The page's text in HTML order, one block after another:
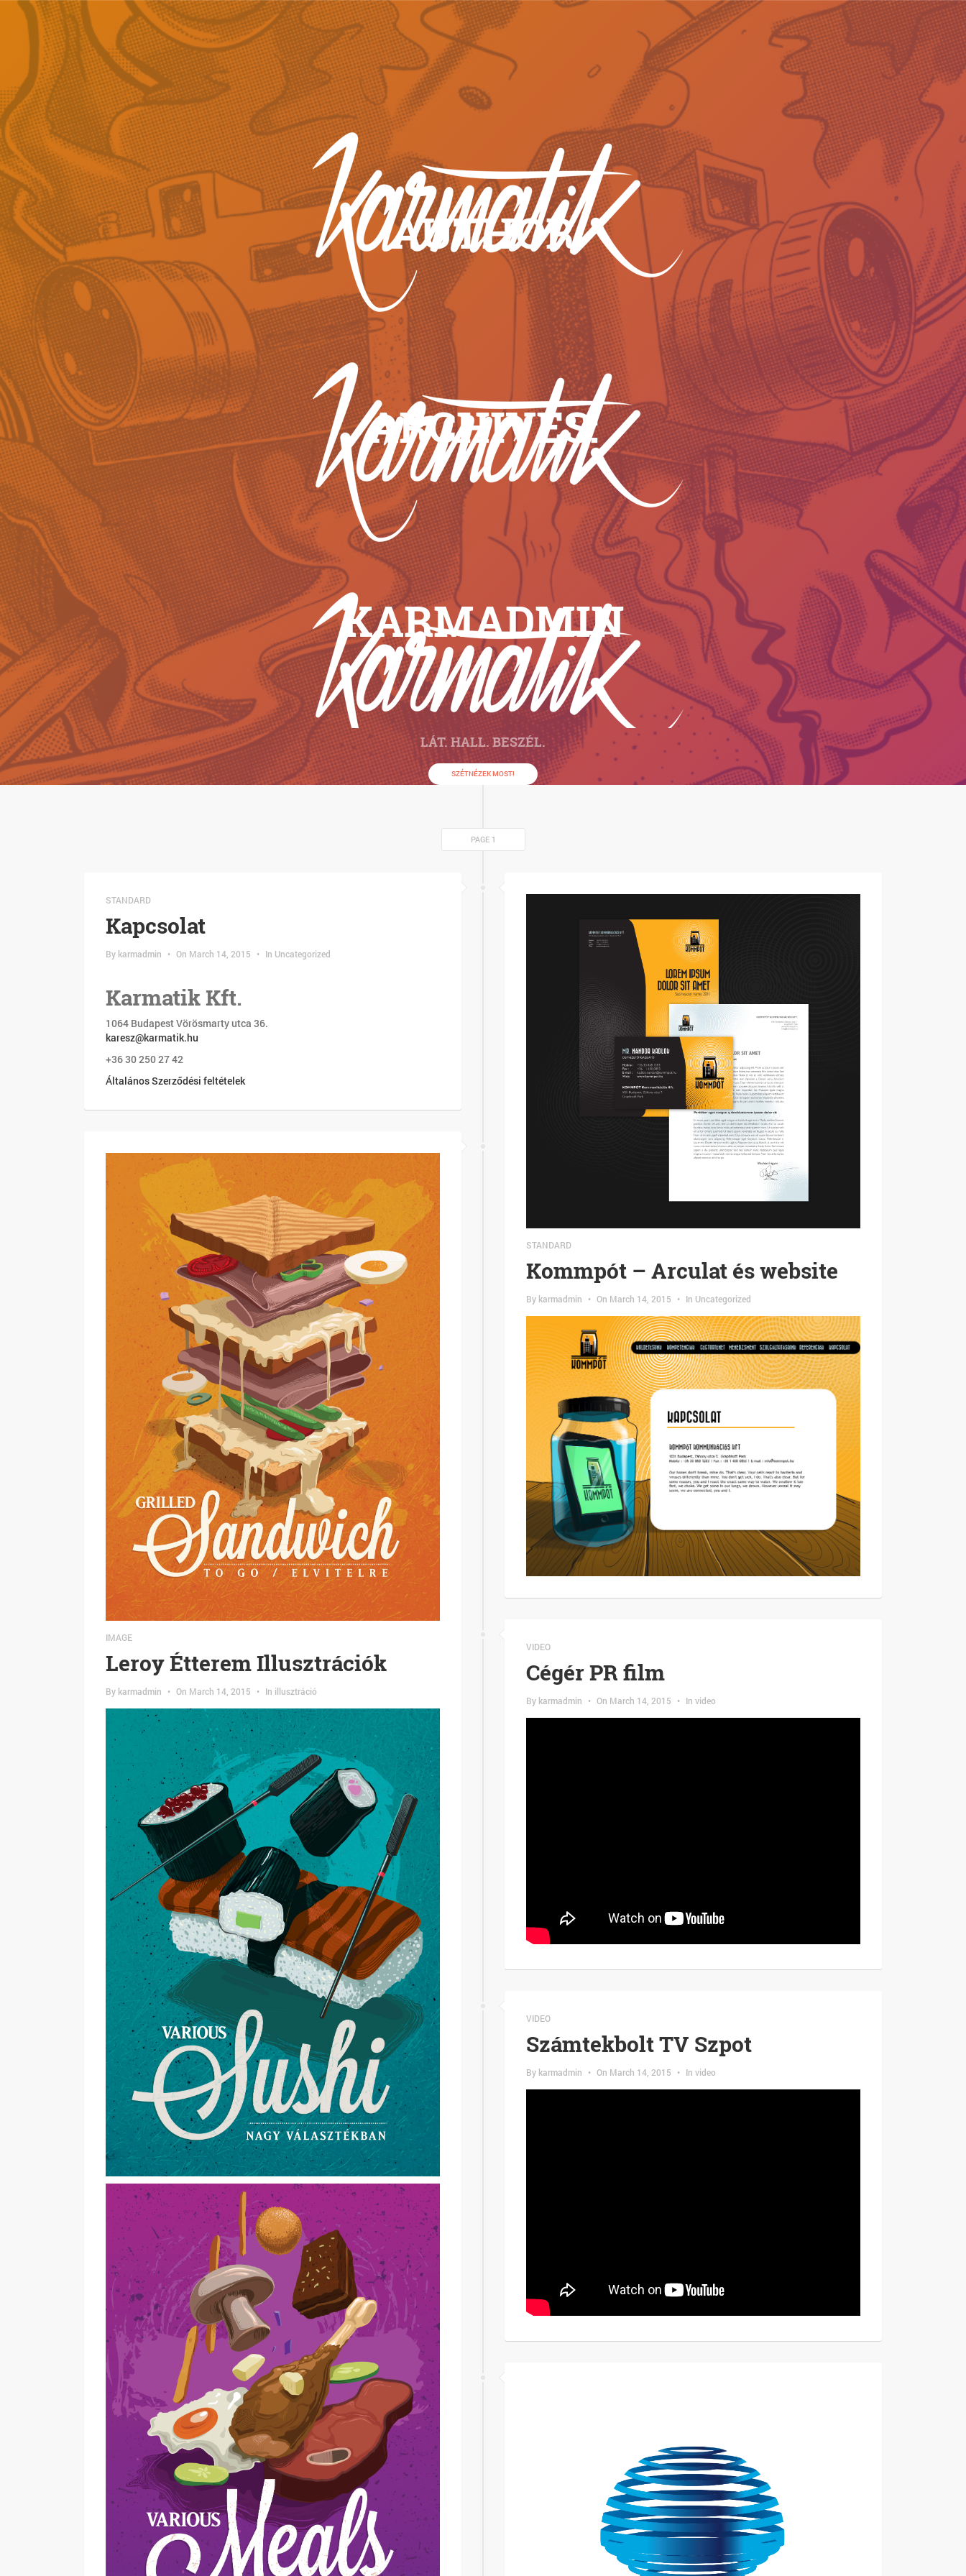
AUTHOR
ARCHIVES:
KARMADMIN
LÁT. HALL. BESZÉL.
SZÉTNÉZEK MOST!
PAGE 1
STANDARD
Kapcsolat
By karmadmin • On March 14, 2015 • In Uncategorized
Karmatik Kft.
1064 Budapest Vörösmarty utca 36.
karesz@karmatik.hu
+36 30 250 27 42
Általános Szerződési feltételek
STANDARD
Kommpót – Arculat és website
By karmadmin • On March 14, 2015 • In Uncategorized
IMAGE
Leroy Étterem Illusztrációk
By karmadmin • On March 14, 2015 • In illusztráció
VIDEO
Cégér PR film
By karmadmin • On March 14, 2015 • In video
VIDEO
Számtekbolt TV Szpot
By karmadmin • On March 14, 2015 • In video